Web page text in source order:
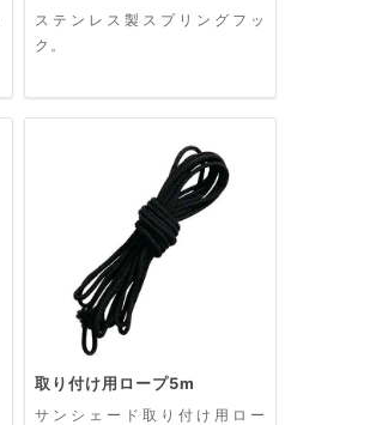
ステンレス製スプリングフッ
ク。
取り付け用ロープ5m
サンシェード取り付け用ロー